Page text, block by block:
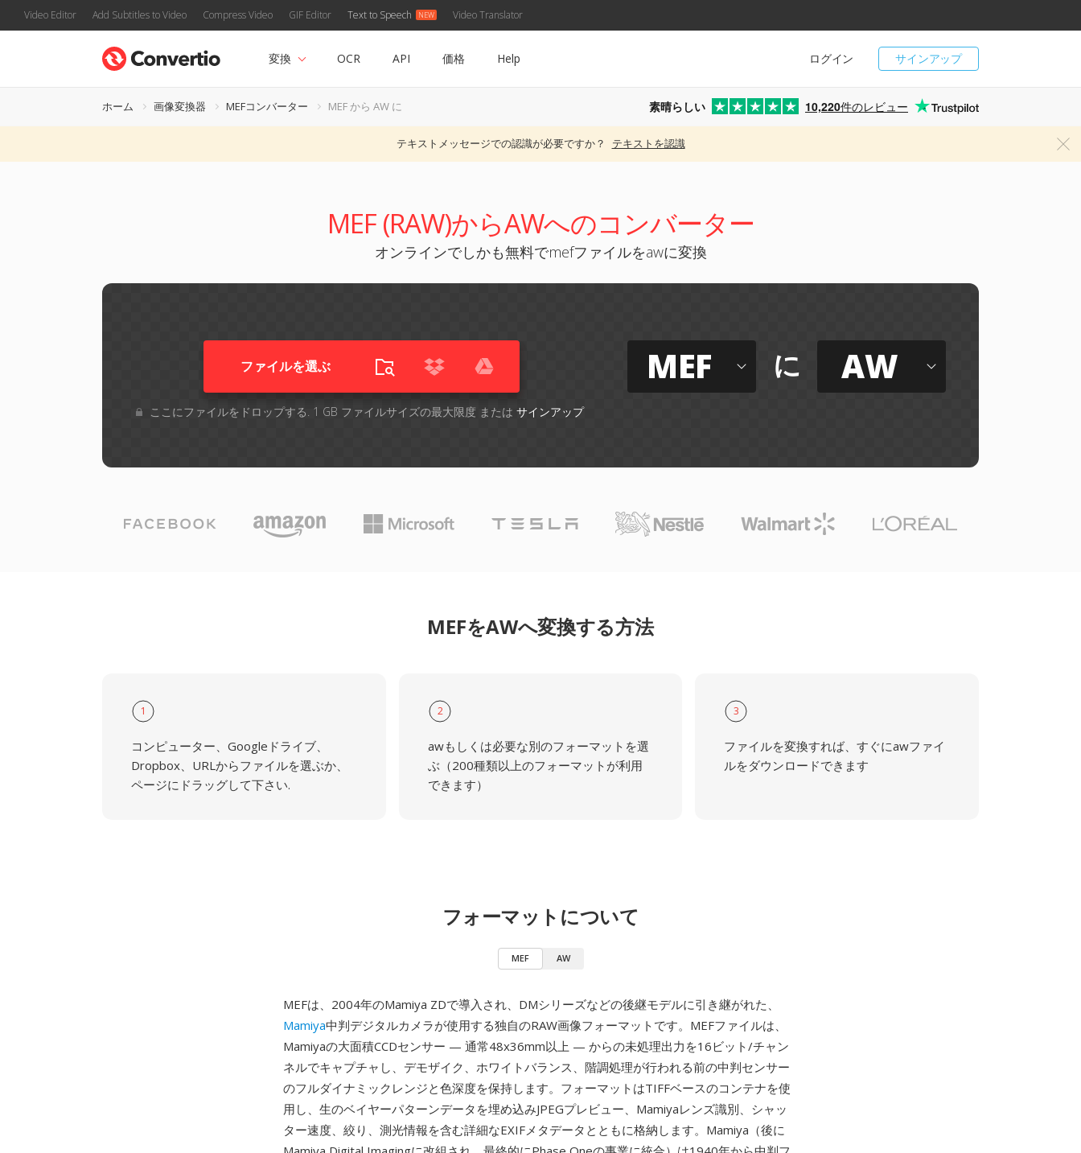
Video Editor Add Subtitles to Video Compress Video GIF Editor Text to Speech Video Translator
サインアップ
ログイン
変換 OCR API 価格 Help
ホーム 画像変換器 MEFコンバーター MEF から AW に 素晴らしい 10,220件のレビュー
テキストメッセージでの認識が必要ですか？ テキストを認識
MEF (RAW)からAWへのコンバーター
オンラインでしかも無料でmefファイルをawに変換
ファイルを選ぶ
ここにファイルをドロップする. 1 GB ファイルサイズの最大限度 または サインアップ
MEF に AW
MEFをAWへ変換する方法
1
コンピューター、Googleドライブ、
Dropbox、URLからファイルを選ぶか、
ページにドラッグして下さい.
2
awもしくは必要な別のフォーマットを選
ぶ（200種類以上のフォーマットが利用
できます）
3
ファイルを変換すれば、すぐにawファイ
ルをダウンロードできます
フォーマットについて
MEF AW
MEFは、2004年のMamiya ZDで導入され、DMシリーズなどの後継モデルに引き継がれた、
Mamiya中判デジタルカメラが使用する独自のRAW画像フォーマットです。MEFファイルは、
Mamiyaの大面積CCDセンサー — 通常48x36mm以上 — からの未処理出力を16ビット/チャン
ネルでキャプチャし、デモザイク、ホワイトバランス、階調処理が行われる前の中判センサー
のフルダイナミックレンジと色深度を保持します。フォーマットはTIFFベースのコンテナを使
用し、生のベイヤーパターンデータを埋め込みJPEGプレビュー、Mamiyaレンズ識別、シャッ
ター速度、絞り、測光情報を含む詳細なEXIFメタデータとともに格納します。Mamiya（後に